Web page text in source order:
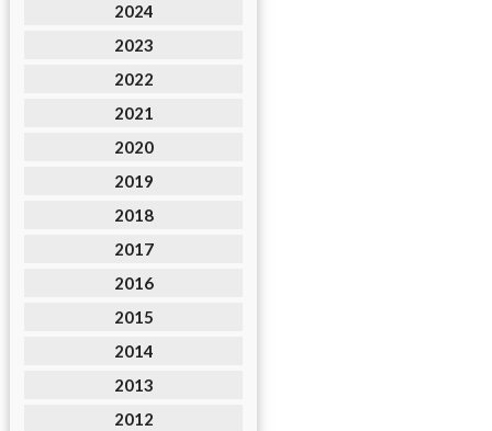
2024
2023
2022
2021
2020
2019
2018
2017
2016
2015
2014
2013
2012